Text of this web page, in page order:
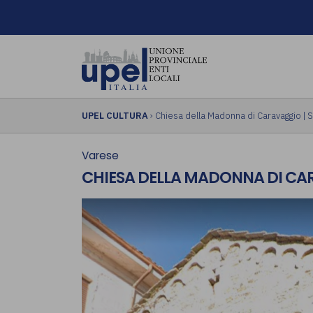
UPEL CULTURA› Chiesa della Madonna di Caravaggio |
Varese
CHIESA DELLA MADONNA DI